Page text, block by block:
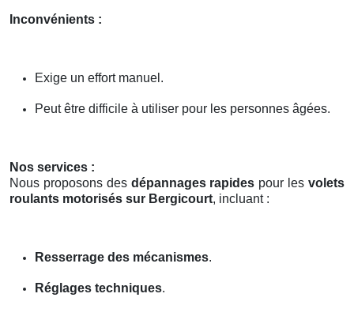
Inconvénients :
Exige un effort manuel.
Peut être difficile à utiliser pour les personnes âgées.
Nos services :
Nous proposons des dépannages rapides pour lesvolets
roulants motorisés sur Bergicourt, incluant :
Resserrage des mécanismes.
Réglages techniques.